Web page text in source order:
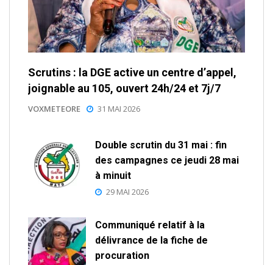
Scrutins : la DGE active un centre d’appel,
joignable au 105, ouvert 24h/24 et 7j/7
VOXMETEORE 31 MAI 2026
Double scrutin du 31 mai : fin
des campagnes ce jeudi 28 mai
à minuit
29 MAI 2026
Communiqué relatif à la
délivrance de la fiche de
procuration